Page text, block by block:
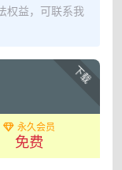
权益，可联系我
下载
永久会员
免费